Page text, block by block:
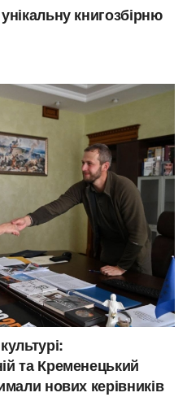
книгозбірню
та Кременецький
нових керівників